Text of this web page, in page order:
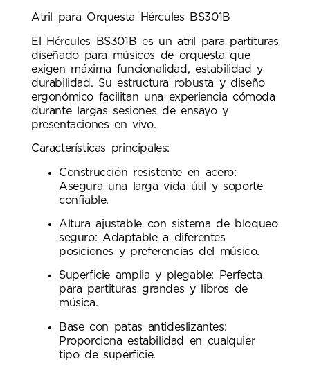
Atril para Orquesta Hércules BS301B
El Hércules BS301B es un atril para partituras
diseñado para músicos de orquesta que
exigen máxima funcionalidad, estabilidad y
durabilidad. Su estructura robusta y diseño
ergonómico facilitan una experiencia cómoda
durante largas sesiones de ensayo y
presentaciones en vivo.
Características principales:
Construcción resistente en acero:
Asegura una larga vida útil y soporte
confiable.
Altura ajustable con sistema de bloqueo
seguro: Adaptable a diferentes
posiciones y preferencias del músico.
Superficie amplia y plegable: Perfecta
para partituras grandes y libros de
música.
Base con patas antideslizantes:
Proporciona estabilidad en cualquier
tipo de superficie.